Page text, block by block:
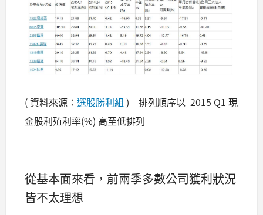
( 資料來源： 選股勝利組 ) 排列順序以 2015 Q1 現
金股利殖利率(%) 高至低排列
從基本面來看，前兩季多數公司獲利狀況
皆不太理想